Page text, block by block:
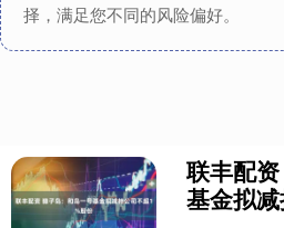
择，满足您不同的风险偏好。
联丰配
基金拟